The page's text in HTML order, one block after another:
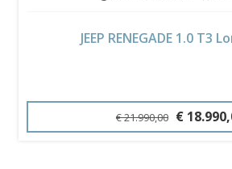
JEEP RENEGADE 1.0 T3
€ 21.990,00 €